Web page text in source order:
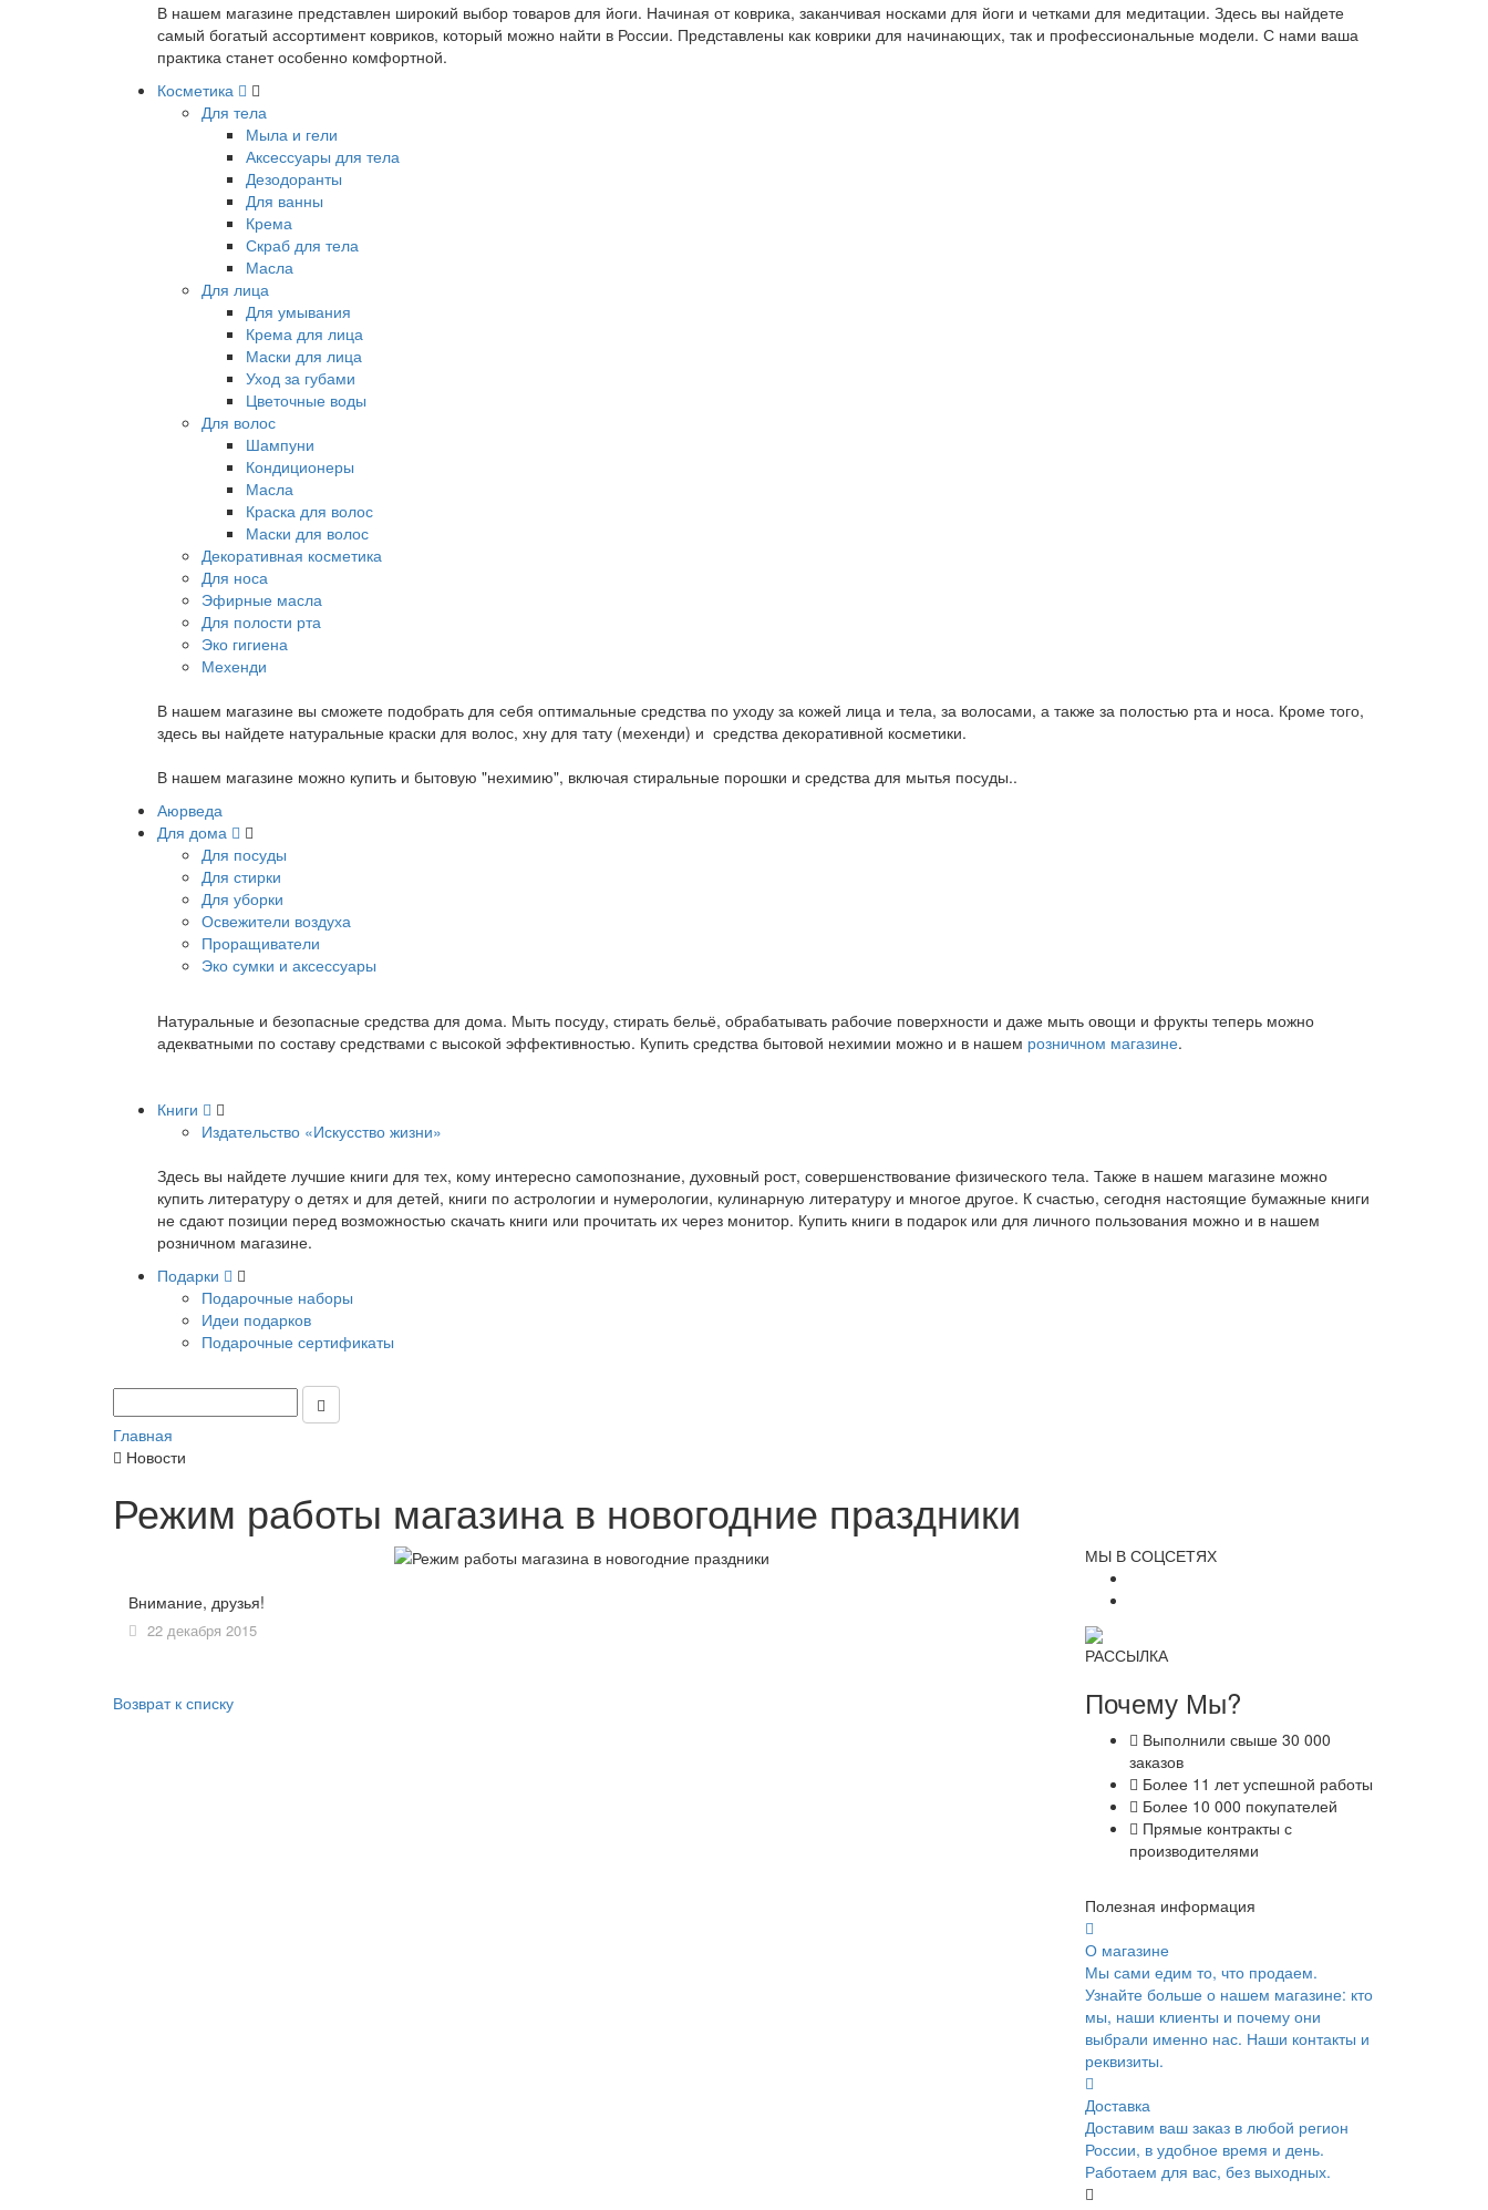
В нашем магазине представлен широкий выбор товаров для йоги. Начиная от коврика, заканчивая носками для йоги и четками для медитации. Здесь вы найдете
самый богатый ассортимент ковриков, который можно найти в России. Представлены как коврики для начинающих, так и профессиональные модели. С нами ваша
практика станет особенно комфортной.
Косметика
Для тела
Мыла и гели
Аксессуары для тела
Дезодоранты
Для ванны
Крема
Скраб для тела
Масла
Для лица
Для умывания
Крема для лица
Маски для лица
Уход за губами
Цветочные воды
Для волос
Шампуни
Кондиционеры
Масла
Краска для волос
Маски для волос
Декоративная косметика
Для носа
Эфирные масла
Для полости рта
Эко гигиена
Мехенди
В нашем магазине вы сможете подобрать для себя оптимальные средства по уходу за кожей лица и тела, за волосами, а также за полостью рта и носа. Кроме того,
здесь вы найдете натуральные краски для волос, хну для тату (мехенди) и средства декоративной косметики.
В нашем магазине можно купить и бытовую "нехимию", включая стиральные порошки и средства для мытья посуды..
Аюрведа
Для дома
Для посуды
Для стирки
Для уборки
Освежители воздуха
Проращиватели
Эко сумки и аксессуары
Натуральные и безопасные средства для дома. Мыть посуду, стирать бельё, обрабатывать рабочие поверхности и даже мыть овощи и фрукты теперь можно
адекватными по составу средствами с высокой эффективностью. Купить средства бытовой нехимии можно и в нашем розничном магазине.
Книги
Издательство «Искусство жизни»
Здесь вы найдете лучшие книги для тех, кому интересно самопознание, духовный рост, совершенствование физического тела. Также в нашем магазине можно
купить литературу о детях и для детей, книги по астрологии и нумерологии, кулинарную литературу и многое другое. К счастью, сегодня настоящие бумажные книги
не сдают позиции перед возможностью скачать книги или прочитать их через монитор. Купить книги в подарок или для личного пользования можно и в нашем
розничном магазине.
Подарки
Подарочные наборы
Идеи подарков
Подарочные сертификаты
Главная
Новости
Режим работы магазина в новогодние праздники
Внимание, друзья!
22 декабря 2015
Возврат к списку
МЫ В СОЦСЕТЯХ
РАССЫЛКА
Почему Мы?
Выполнили свыше 30 000
заказов
Более 11 лет успешной работы
Более 10 000 покупателей
Прямые контракты с
производителями
Полезная информация
О магазине
Мы сами едим то, что продаем.
Узнайте больше о нашем магазине: кто
мы, наши клиенты и почему они
выбрали именно нас. Наши контакты и
реквизиты.
Доставка
Доставим ваш заказ в любой регион
России, в удобное время и день.
Работаем для вас, без выходных.